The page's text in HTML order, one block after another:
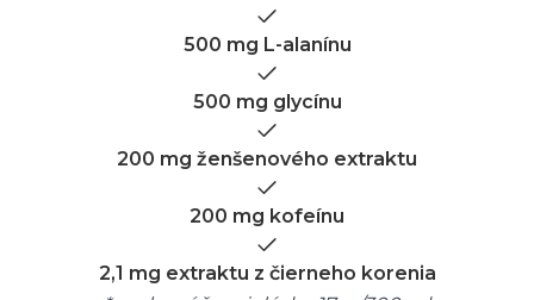
500 mg L-alanínu
500 mg glycínu
200 mg ženšenového extraktu
200 mg kofeínu
2,1 mg extraktu z čierneho korenia